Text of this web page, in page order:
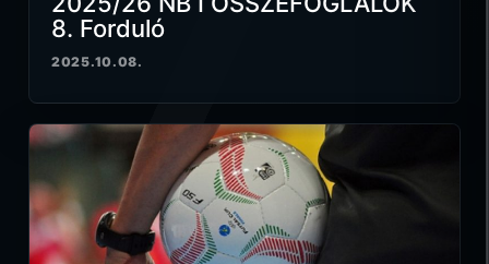
8. Forduló
2025.10.08.